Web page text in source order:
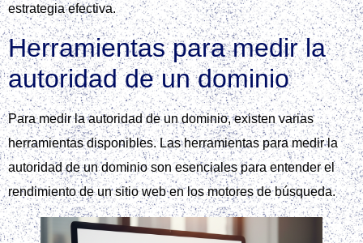
estrategia efectiva.
Herramientas para medir la
autoridad de un dominio
Para medir la autoridad de un dominio, existen varias
herramientas disponibles. Las herramientas para medir la
autoridad de un dominio son esenciales para entender el
rendimiento de un sitio web en los motores de búsqueda.